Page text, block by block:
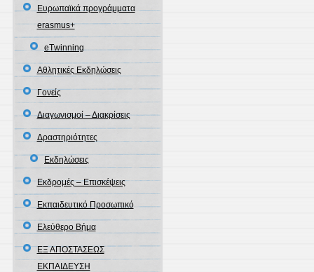
Eυρωπαϊκά προγράμματα
erasmus+
eΤwinning
Αθλητικές Εκδηλώσεις
Γονείς
Διαγωνισμοί – Διακρίσεις
Δραστηριότητες
Εκδηλώσεις
Εκδρομές – Επισκέψεις
Εκπαιδευτικό Προσωπικό
Ελεύθερο Βήμα
ΕΞ ΑΠΟΣΤΑΣΕΩΣ
ΕΚΠΑΙΔΕΥΣΗ